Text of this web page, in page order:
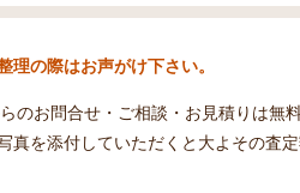
理の際はお声がけ下さい。
のお問合せ・ご相談・お見積りは無
真を添付していただくと大よその査